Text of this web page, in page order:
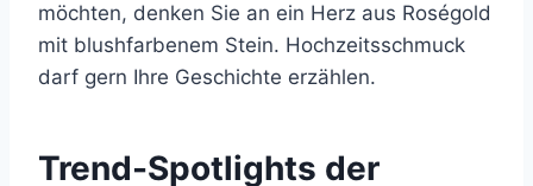
möchten, denken Sie an ein Herz aus Roségold
mit blushfarbenem Stein. Hochzeitsschmuck
darf gern Ihre Geschichte erzählen.
Trend-Spotlights der